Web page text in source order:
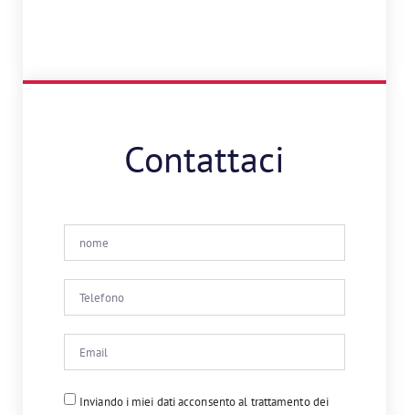
Contattaci
Inviando i miei dati acconsento al trattamento dei